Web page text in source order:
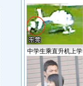
中学生乘直升机上学